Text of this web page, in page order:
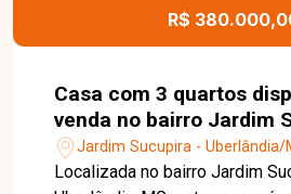
R$
Casa com 3 quartos disponível para
venda no bairro Jardim
Uberlândia-MG
Jardim Sucupira - Uberlândia/
Localizada no bairro Jardim